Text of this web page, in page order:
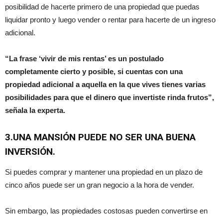
posibilidad de hacerte primero de una propiedad que puedas
liquidar pronto y luego vender o rentar para hacerte de un ingreso
adicional.
“La frase ‘vivir de mis rentas’ es un postulado
completamente cierto y posible, si cuentas con una
propiedad adicional a aquella en la que vives tienes varias
posibilidades para que el dinero que invertiste rinda frutos”,
señala la experta.
3.UNA MANSIÓN PUEDE NO SER UNA BUENA
INVERSIÓN.
Si puedes comprar y mantener una propiedad en un plazo de
cinco años puede ser un gran negocio a la hora de vender.
Sin embargo, las propiedades costosas pueden convertirse en